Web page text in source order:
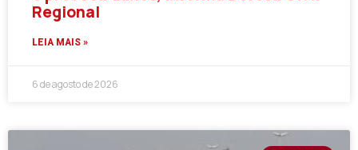
Regional
LEIA MAIS »
6 de agosto de 2026